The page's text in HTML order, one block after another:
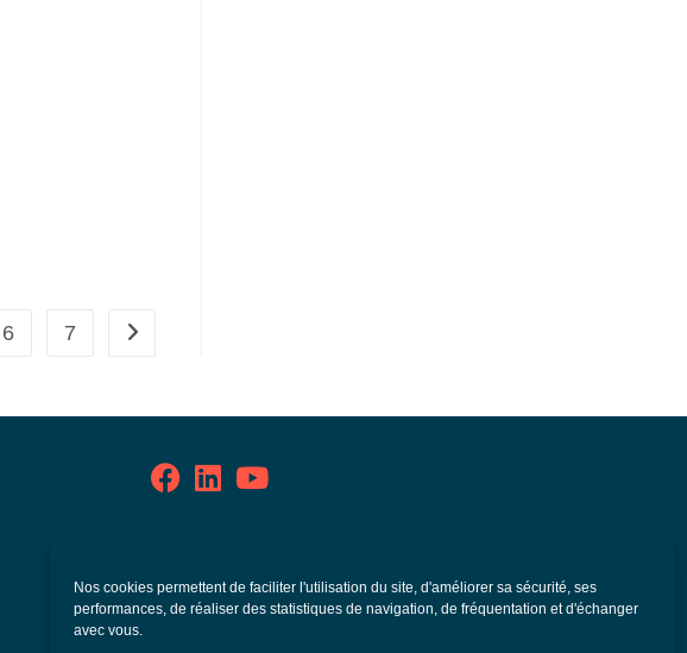
Nos cookies permettent de faciliter l'utilisation du site, d'améliorer sa sécurité, ses
performances, de réaliser des statistiques de navigation, de fréquentation et d'échanger
avec vous.
6 7
Mentions légales